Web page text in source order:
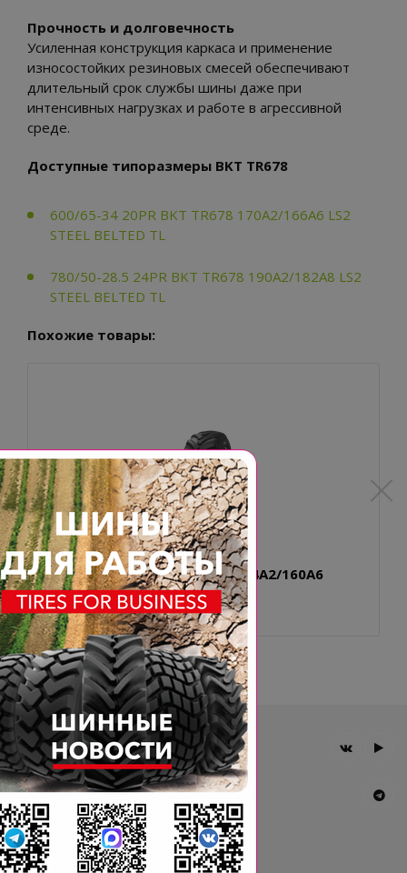
Прочность и долговечность
Усиленная конструкция каркаса и применение
износостойких резиновых смесей обеспечивают
длительный срок службы шины даже при
интенсивных нагрузках и работе в агрессивной
среде.
Доступные типоразмеры BKT TR678
600/65-34 20PR BKT TR678 170A2/166A6 LS2
STEEL BELTED TL
780/50-28.5 24PR BKT TR678 190A2/182A8 LS2
STEEL BELTED TL
Похожие товары:
600/65-34 14PR BKT TR 678 164A2/160A6
STEEL BELTED TL
Главная
Компания
Шины BKT
Новости
Статьи